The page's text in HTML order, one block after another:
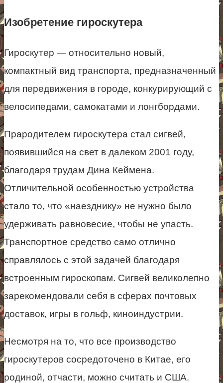
Изобретение гироскутера
Гироскутер — относительно новый,
компактный вид транспорта, предназначенный
для передвижения в городе, конкурирующий с
велосипедами, самокатами и лонгбордами.
Прародителем гироскутера стал сигвей,
появившийся на свет в далеком 2001 году,
благодаря трудам Дина Кеймена.
Отличительной особенностью устройства
стало то, что «наезднику» не нужно было
удерживать равновесие, чтобы не упасть.
Транспортное средство само отлично
справлялось с этой задачей благодаря
встроенным гироскопам. Сигвей великолепно
зарекомендовали себя в сферах почтовых
доставок, игры в гольф, киноиндустрии.
Несмотря на то, что все производство
гироскутеров сосредоточено в Китае, его
родиной, отчасти, можно считать и США.